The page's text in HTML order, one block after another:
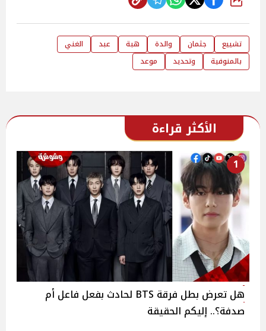
تشييع جثمان والدة هبة عبد
الغني
بالمنوفية
وتحديد موعد
الأكثر قراءة
1
هل تعرض بطل فرقة BTS لحادث بفعل فاعل أم
صدفة؟.. إليكم الحقيقة